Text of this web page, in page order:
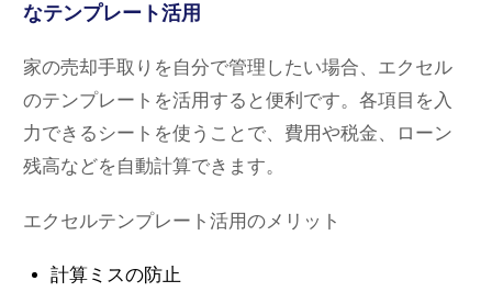
なテンプレート活用
家の売却手取りを自分で管理したい場合、エクセル
のテンプレートを活用すると便利です。各項目を入
力できるシートを使うことで、費用や税金、ローン
残高などを自動計算できます。
エクセルテンプレート活用のメリット
計算ミスの防止